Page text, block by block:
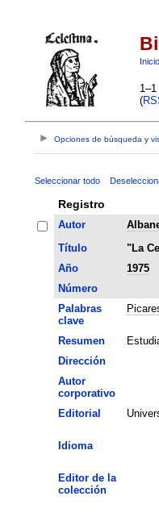
Inicio
(
Opciones de búsqueda y
Seleccionar todo
Registro
Autor
Título
"La
Año
1975
Número
Palabras
clave
Resumen
Dirección
Autor
corporativo
Editorial
Idioma
Editor de la
colección